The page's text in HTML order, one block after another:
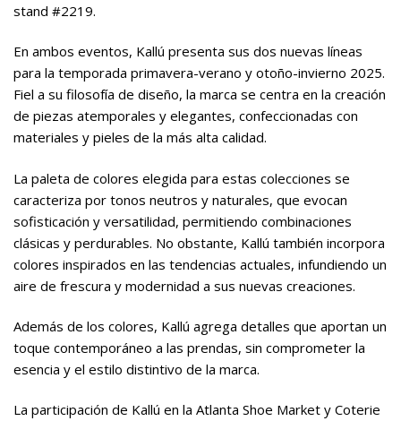
stand #2219.
En ambos eventos, Kallú presenta sus dos nuevas líneas
para la temporada primavera-verano y otoño-invierno 2025.
Fiel a su filosofía de diseño, la marca se centra en la creación
de piezas atemporales y elegantes, confeccionadas con
materiales y pieles de la más alta calidad.
La paleta de colores elegida para estas colecciones se
caracteriza por tonos neutros y naturales, que evocan
sofisticación y versatilidad, permitiendo combinaciones
clásicas y perdurables. No obstante, Kallú también incorpora
colores inspirados en las tendencias actuales, infundiendo un
aire de frescura y modernidad a sus nuevas creaciones.
Además de los colores, Kallú agrega detalles que aportan un
toque contemporáneo a las prendas, sin comprometer la
esencia y el estilo distintivo de la marca.
La participación de Kallú en la Atlanta Shoe Market y Coterie